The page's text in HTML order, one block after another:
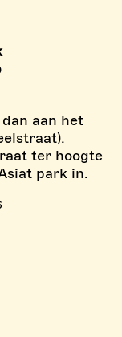
aan het
ter hoogte
park in.